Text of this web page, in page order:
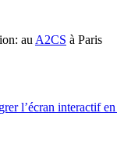
au A2CS à Paris
l’écran interactif